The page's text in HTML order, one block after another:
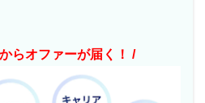
らオファーが届く！ /